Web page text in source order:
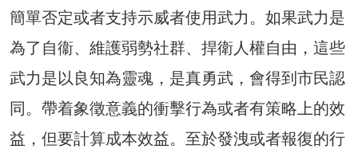
簡單否定或者支持示威者使用武力。如果武力是
為了自衞、維護弱勢社群、捍衛人權自由，這些
武力是以良知為靈魂，是真勇武，會得到市民認
同。帶着象徵意義的衝擊行為或者有策略上的效
益，但要計算成本效益。至於發洩或者報復的行